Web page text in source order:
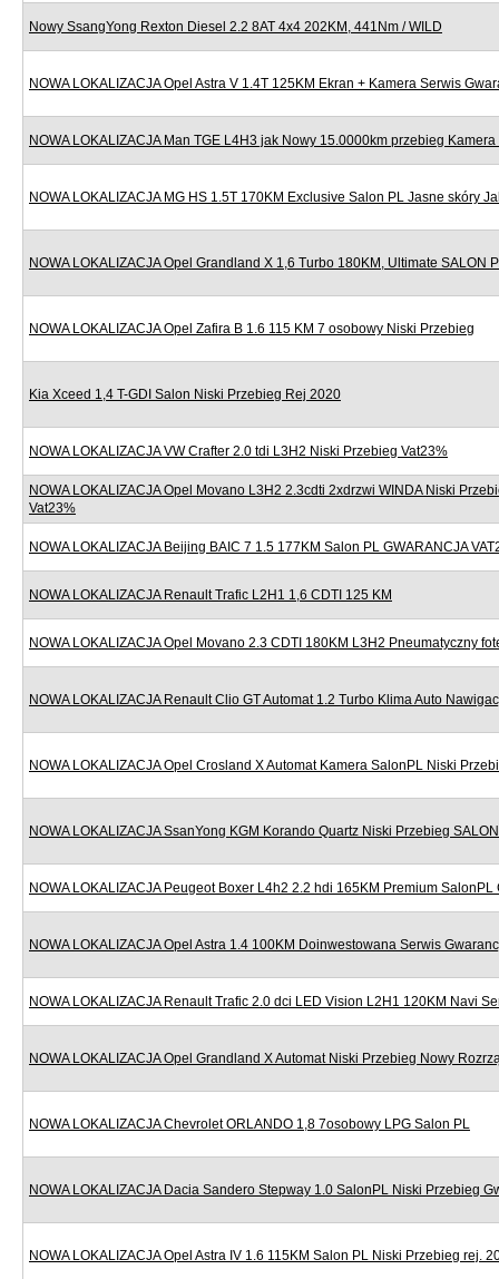
Nowy SsangYong Rexton Diesel 2.2 8AT 4x4 202KM, 441Nm / WILD
NOWA LOKALIZACJA Opel Astra V 1.4T 125KM Ekran + Kamera Serwis
NOWA LOKALIZACJA Man TGE L4H3 jak Nowy 15.0000km przebieg Kamera
NOWA LOKALIZACJA MG HS 1.5T 170KM Exclusive Salon PL Jasne skóry
NOWA LOKALIZACJA Opel Grandland X 1,6 Turbo 180KM, Ultimate SALON
NOWA LOKALIZACJA Opel Zafira B 1.6 115 KM 7 osobowy Niski Przebieg
Kia Xceed 1,4 T-GDI Salon Niski Przebieg Rej 2020
NOWA LOKALIZACJA VW Crafter 2.0 tdi L3H2 Niski Przebieg Vat23%
NOWA LOKALIZACJA Opel Movano L3H2 2.3cdti 2xdrzwi WINDA Niski
Vat23%
NOWA LOKALIZACJA Beijing BAIC 7 1.5 177KM Salon PL GWARANCJA
NOWA LOKALIZACJA Renault Trafic L2H1 1,6 CDTI 125 KM
NOWA LOKALIZACJA Opel Movano 2.3 CDTI 180KM L3H2 Pneumatyczny
NOWA LOKALIZACJA Renault Clio GT Automat 1.2 Turbo Klima Auto
NOWA LOKALIZACJA Opel Crosland X Automat Kamera SalonPL Niski
NOWA LOKALIZACJA SsanYong KGM Korando Quartz Niski Przebieg
NOWA LOKALIZACJA Peugeot Boxer L4h2 2.2 hdi 165KM Premium
NOWA LOKALIZACJA Opel Astra 1.4 100KM Doinwestowana Serwis
NOWA LOKALIZACJA Renault Trafic 2.0 dci LED Vision L2H1 120KM Navi
NOWA LOKALIZACJA Opel Grandland X Automat Niski Przebieg Nowy
NOWA LOKALIZACJA Chevrolet ORLANDO 1,8 7osobowy LPG Salon PL
NOWA LOKALIZACJA Dacia Sandero Stepway 1.0 SalonPL Niski Przebieg
NOWA LOKALIZACJA Opel Astra IV 1.6 115KM Salon PL Niski Przebieg rej.